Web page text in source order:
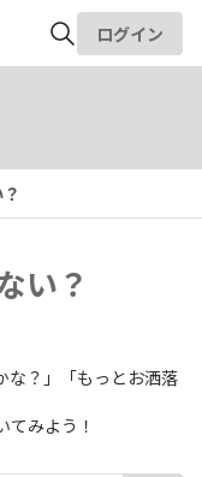
ログイン
い？
な？」「もっとお洒落
てみよう！